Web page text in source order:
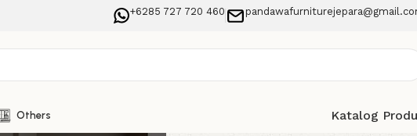
+6285 727 720 460
Others Katalog